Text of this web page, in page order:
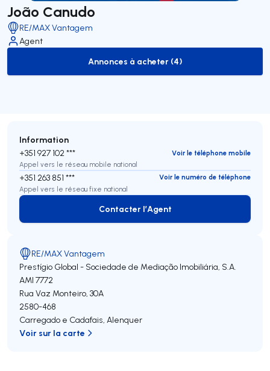
João Canudo
RE/MAX Vantagem
Agent
to-buy-listing
Annonces à acheter (4)
Information
+351 927 102 ***
Voir le téléphone mobile
Appel vers le réseau mobile national
+351 263 851 ***
Voir le numéro de téléphone
Appel vers le réseau fixe national
Contacter l’Agent
Contacter l’Agent
RE/MAX Vantagem
Prestígio Global - Sociedade de Mediação Imobiliária, S.A.
AMI 7772
Rua Vaz Monteiro, 30A
2580-468
Carregado e Cadafais, Alenquer
Voir sur la carte